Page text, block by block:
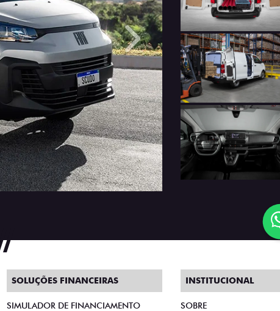
Próximo
SOLUÇÕES FINANCEIRAS
SIMULADOR DE FINANCIAMENTO
INSTITUCIONAL
SOBRE